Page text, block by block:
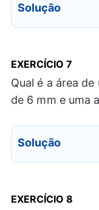
Solução
EXERCÍCIO 7
Qual é a área
de 6 mm e uma
Solução
EXERCÍCIO 8